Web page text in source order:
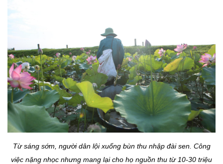
Từ sáng sớm, người dân lội xuống bùn thu nhập đài sen. Công
việc nặng nhọc nhưng mang lại cho họ nguồn thu từ 10-30 triệu